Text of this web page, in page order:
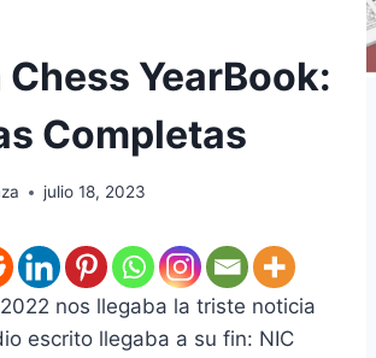
Chess YearBook:
Completas
julio 18, 2023
nos llegaba la triste noticia
escrito llegaba a su fin: NIC